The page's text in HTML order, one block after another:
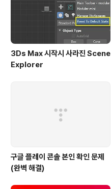
3Ds Max 시작시 사라진 Scene
Explorer
구글 플레이 콘솔 본인 확인 문제
(완벽 해결)